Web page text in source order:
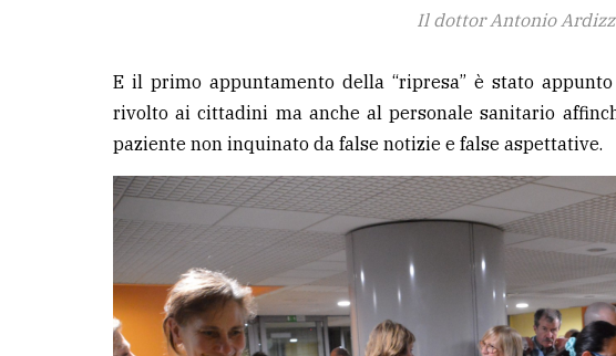
Il dottor Antonio
E il primo appuntamento della “ripresa” è stato
rivolto ai cittadini ma anche al personale sanitario
paziente non inquinato da false notizie e false aspettative.